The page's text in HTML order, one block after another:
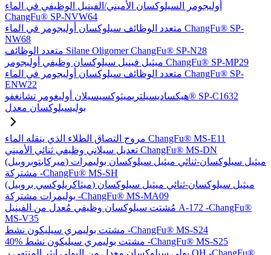
أوليجومر السيلوكسان الأميني/الفينيل الوظيفي في الماء
ChangFu® SP-NVW64
متعدد الوظائف سيلوكسان أوليجومر في الماء ChangFu® SP-
NW68
متعدد الوظائف Silane Oligomer ChangFu® SP-N28
ميثيل فينيل سيلوكسان وظيفي أوليجومر ChangFu® SP-MP29
متعدد الوظائف سيلوكسان أوليجومر في الماء ChangFu® SP-
ENW22
هيكساديسيلتريميثوكسيسيلان أوليغومر تشانغفو® SP-C1632
بوليسيلوكسان معدل
مروج التصاق الطلاء الذي ينقله الماء ChangFu® MS-E11
تعديل سيلاني وظيفي ثنائي الأميني ChangFu® MS-DN
(ميركابتوبروبيل) ميثيل سيلوكسان-ثنائي ميثيل سيلوكسان بوليمرات
مشتركة -ChangFu® MS-SH
(ميثاكريلوكسي بروبيل) ميثيل سيلوكسان-ثنائي ميثيل سيلوكسان
بوليمرات مشتركة -ChangFu® MS-MA09
مُشتت سيلوكسان وظيفي مُعدل من الفينيل A-172 -ChangFu®
MS-V35
مشتت بوليمري سيليكون نشط -ChangFu® MS-S24
40% مشتت بوليمري سيليكون نشط -ChangFu® MS-S25
بولي سيلوكسان معدل من البولي إيثر المنتهي بـ OH -ChangFu®